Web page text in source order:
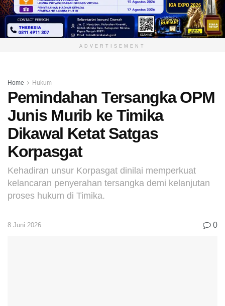
ADVERTISEMENT
Home Hukum
Pemindahan Tersangka OPM
Junis Murib ke Timika
Dikawal Ketat Satgas
Korpasgat
Kehadiran unsur Korpasgat dinilai memperkuat
kelancaran penyerahan tersangka demi kelanjutan
proses hukum di Timika.
8 Juni 2026 0